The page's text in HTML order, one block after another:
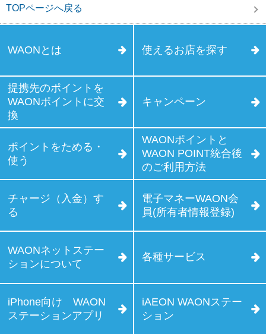
TOPページへ戻る